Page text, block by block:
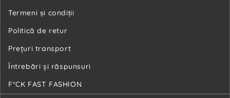
Termeni și condiții
Politică de retur
Preţuri transport
Întrebări şi răspunsuri
F*CK FAST FASHION